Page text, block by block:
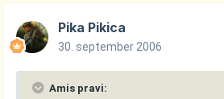
Pika Pikica
30. september 2006
Amis pravi: